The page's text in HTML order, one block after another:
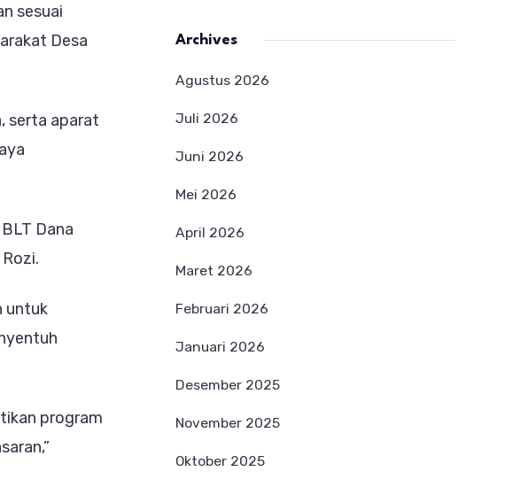
sesuai
Desa
serta aparat
Dana
untuk
program
Archives
Agustus 2026
Juli 2026
Juni 2026
Mei 2026
April 2026
Maret 2026
Februari 2026
Januari 2026
Desember 2025
November 2025
Oktober 2025